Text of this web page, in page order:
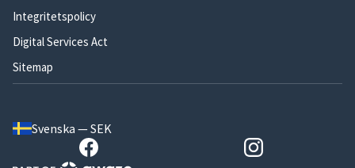
Integritetspolicy
Digital Services Act
Sitemap
Svenska — SEK